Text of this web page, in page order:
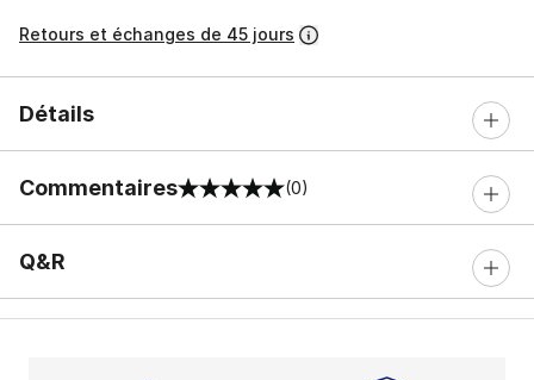
Retours et échanges de 45 jours
Détails
Commentaires
0 sur 5 notes (0)
Q&R